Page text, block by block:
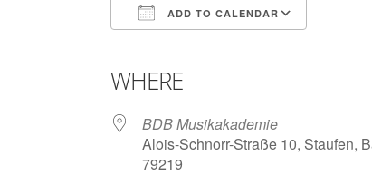
ADD TO CALENDAR
WHERE
BDB Musikakademie
Alois-Schnorr-Straße 10, Staufen,
79219